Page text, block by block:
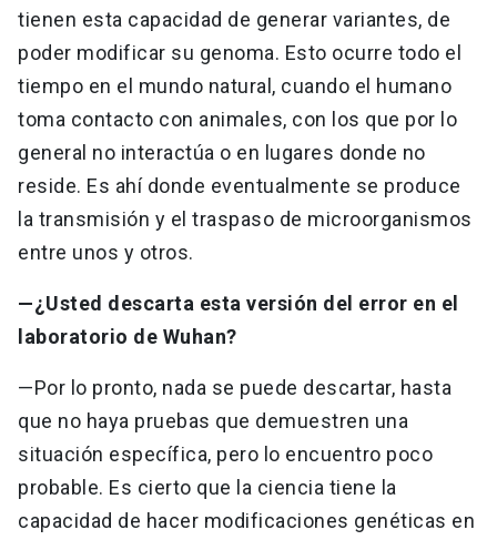
tienen esta capacidad de generar variantes, de
poder modificar su genoma. Esto ocurre todo el
tiempo en el mundo natural, cuando el humano
toma contacto con animales, con los que por lo
general no interactúa o en lugares donde no
reside. Es ahí donde eventualmente se produce
la transmisión y el traspaso de microorganismos
entre unos y otros.
—¿Usted descarta esta versión del error en el
laboratorio de Wuhan?
—Por lo pronto, nada se puede descartar, hasta
que no haya pruebas que demuestren una
situación específica, pero lo encuentro poco
probable. Es cierto que la ciencia tiene la
capacidad de hacer modificaciones genéticas en